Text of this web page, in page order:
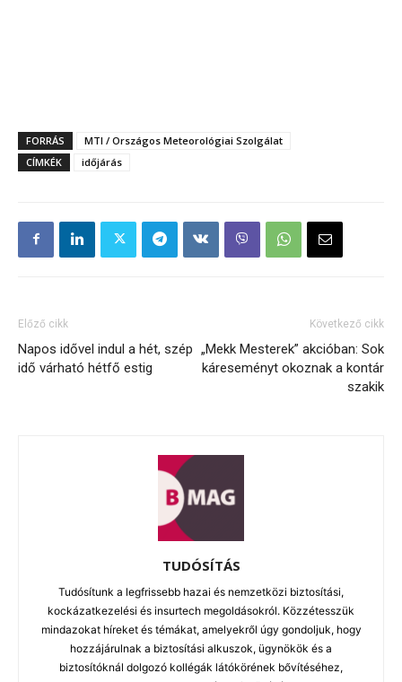
FORRÁS
MTI / Országos Meteorológiai Szolgálat
CÍMKÉK
időjárás
Előző cikk
Napos idővel indul a hét, szép
idő várható hétfő estig
Következő cikk
„Mekk Mesterek” akcióban: Sok
káreseményt okoznak a kontár
szakik
TUDÓSÍTÁS
Tudósítunk a legfrissebb hazai és nemzetközi biztosítási,
kockázatkezelési és insurtech megoldásokról. Közzétesszük
mindazokat híreket és témákat, amelyekről úgy gondoljuk, hogy
hozzájárulnak a biztosítási alkuszok, ügynökök és a
biztosítóknál dolgozó kollégák látókörének bővítéséhez,